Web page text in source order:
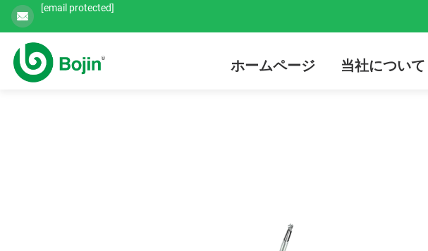
[email protected]
ホームページ 当社について